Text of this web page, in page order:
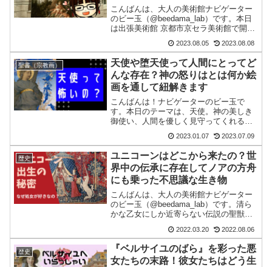
こんばんは、大人の美術館ナビゲーター
のビー玉（@beedama_lab）です。本日
は出張美術館 京都市京セラ美術館で開催
描くー 」へ行ってきました。 ルーブル
美術館の膨大なコレクションの中から
「愛」をテー...
2023.08.05 2023.08.08
聖書（宗教画）
天使や堕天使って人間にとってど
んな存在？神の怒りはとは何か絵
画を通して紐解きます
こんばんは！ナビゲーターのビー玉で
す。本日のテーマは、天使。神の美しき
御使い、人間を優しく見守ってくれる守
護天使、ときには小さな悪戯を仕掛け
る、そんなイメージが強い天使。だけど
天使は美しいだけでなく正義のために戦
います。だた、この『正義』と...
2023.01.07 2023.07.09
歴史
ユニコーンはどこから来たの？世
界中の伝承に存在してノアの方舟
にも乗った不思議な生き物
こんばんは、大人の美術館ナビゲーター
のビー玉（@beedama_lab）です。清ら
かな乙女にしか近寄らない伝説の聖獣
いえば、西洋絵画でもよくよく登場する
白馬の頭に長い螺旋状の角を持つ生き物
だと知ってる人は...
2022.03.20 2022.08.06
歴史
『ベルサイユのばら』を彩った悪
女たちの末路！彼女たちはどう生